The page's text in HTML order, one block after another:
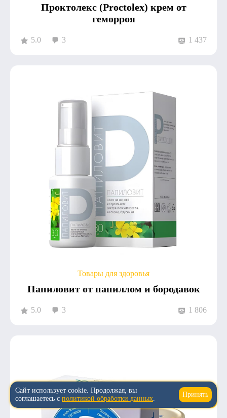
Проктолекс (Proctolex) крем от
геморроя
5.0 3 1 437
Товары для здоровья
Папиловит от папиллом и бородавок
5.0 3 1 806
↑
Сайт использует cookie. Продолжая, вы
соглашаетесь с политикой обработки данных.
Принять